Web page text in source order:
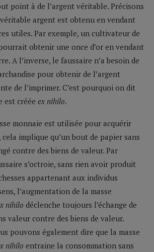
point à de l’argent véritable. Précisons
argent est obtenu en vendant
utiles. Par exemple, un cultivateur de
obtenir une once d’or en vendant
A l’inverse, le faussaire n’a besoin de
pour obtenir de l’argent
de l’imprimer. C’est pourquoi on dit
est créée ex nihilo.
monnaie est utilisée pour acquérir
cela implique qu’un bout de papier sans
contre des biens de valeur. Par
s’octroie, sans rien avoir produit
appartenant aux individus
l’augmentation de la masse
nihilo déclenche toujours l’échange de
valeur contre des biens de valeur.
pouvons également dire que la masse
nihilo entraine la consommation sans